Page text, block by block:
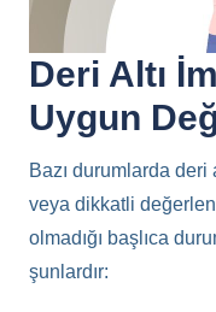
Deri Altı
Uygun
Bazı durumlarda deri
veya dikkatli
olmadığı başlıca
şunlardır: